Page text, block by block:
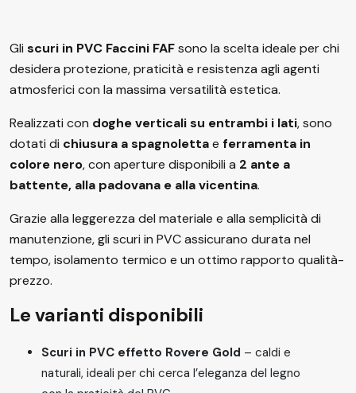
Gli scuri in PVC Faccini FAFsono la scelta ideale per chi
desidera protezione, praticità e resistenza agli agenti
atmosferici con la massima versatilità estetica.
Realizzati con doghe verticali su entrambi i lati, sono
dotati di chiusura a spagnolettae ferramenta in
colore nero, con aperture disponibili a 2 ante a
battente, alla padovana e alla vicentina.
Grazie alla leggerezza del materiale e alla semplicità di
manutenzione, gli scuri in PVC assicurano durata nel
tempo, isolamento termico e un ottimo rapporto qualità-
prezzo.
Le varianti disponibili
Scuri in PVC effetto Rovere Gold – caldi e
naturali, ideali per chi cerca l’eleganza del legno